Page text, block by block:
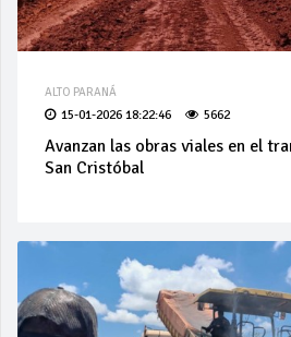
ALTO PARANÁ
15-01-2026 18:22:46 5662
Avanzan las obras viales en el
San Cristóbal